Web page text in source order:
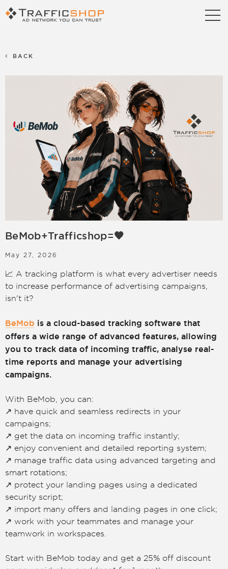
FAQ
Contact us
Referral Program
Terms & Conditions
Privacy policy
Partners
Career
Support
Billing Support
S2S Tracking
BACK
BeMob+Trafficshop=🧡
May 27, 2026
📈 A tracking platform is what every advertiser needs
to increase performance of advertising campaigns,
isn't it?
BeMob is a cloud-based tracking software that
offers a wide range of advanced features, allowing
you to track data of incoming traffic, analyse real-
time reports and manage your advertising
campaigns.
With BeMob, you can:
↗️ have quick and seamless redirects in your
campaigns;
↗️ get the data on incoming traffic instantly;
↗️ enjoy convenient and detailed reporting system;
↗️ manage traffic data using advanced targeting and
smart rotations;
↗️ protect your landing pages using a dedicated
security script;
↗️ import many offers and landing pages in one click;
↗️ work with your teammates and manage your
teamwork in workspaces.
Start with BeMob today and get a 25% off discount